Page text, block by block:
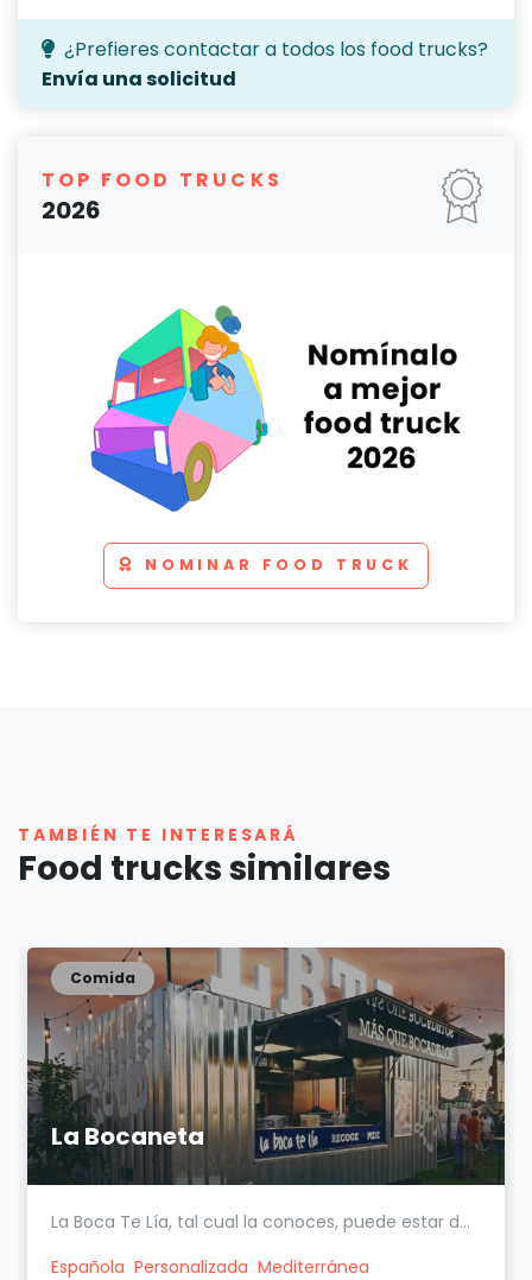
¿Prefieres contactar a todos los food trucks?
Envía una solicitud
TOP FOOD TRUCKS
2026
NOMINAR FOOD TRUCK
TAMBIÉN TE INTERESARÁ
Food trucks similares
La Bocaneta
Comida
La Boca Te Lía, tal cual la conoces, puede estar d...
Española Personalizada Mediterránea